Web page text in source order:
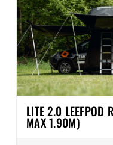
LITE 2.0 LEEFPOD
MAX 1.90M)